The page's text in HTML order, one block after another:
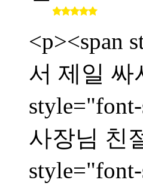
<p><span
서 제일 싸
사장님 친